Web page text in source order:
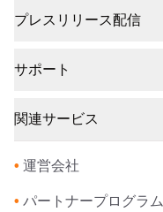
プレスリリース配信
サポート
関連サービス
• 運営会社
• パートナープログラム